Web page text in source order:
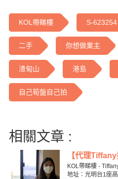
KOL帶睇樓 S-623254
二手 你想做業主
渣甸山 港島
自己筍盤自己拍
相關文章 :
【代理
KOL帶睇樓 -
地址：光明台1座